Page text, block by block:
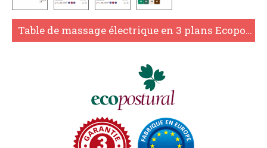
Table de massage électrique en 3 plans Ecopostural C5591